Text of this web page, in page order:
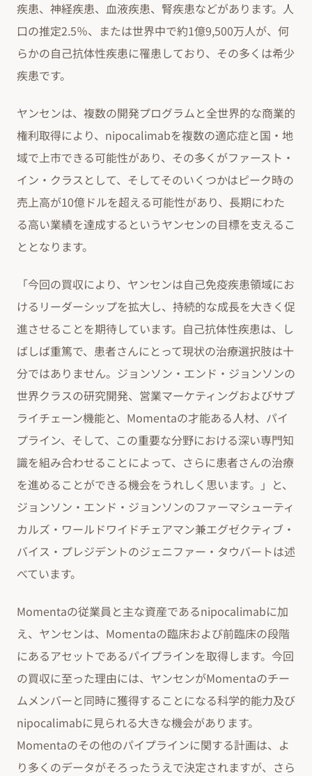
疾患、神経疾患、血液疾患、腎疾患などがあります。人
口の推定2.5％、または世界中で約1億9,500万人が、何
らかの自己抗体性疾患に罹患しており、その多くは希少
疾患です。
ヤンセンは、複数の開発プログラムと全世界的な商業的
権利取得により、nipocalimabを複数の適応症と国・地
域で上市できる可能性があり、その多くがファースト・
イン・クラスとして、そしてそのいくつかはピーク時の
売上高が10億ドルを超える可能性があり、長期にわた
る高い業績を達成するというヤンセンの目標を支えるこ
ととなります。
「今回の買収により、ヤンセンは自己免疫疾患領域にお
けるリーダーシップを拡大し、持続的な成長を大きく促
進させることを期待しています。自己抗体性疾患は、し
ばしば重篤で、患者さんにとって現状の治療選択肢は十
分ではありません。ジョンソン・エンド・ジョンソンの
世界クラスの研究開発、営業マーケティングおよびサプ
ライチェーン機能と、Momentaの才能ある人材、パイ
プライン、そして、この重要な分野における深い専門知
識を組み合わせることによって、さらに患者さんの治療
を進めることができる機会をうれしく思います。」と、
ジョンソン・エンド・ジョンソンのファーマシューティ
カルズ・ワールドワイドチェアマン兼エグゼクティブ・
バイス・プレジデントのジェニファー・タウバートは述
べています。
Momentaの従業員と主な資産であるnipocalimabに加
え、ヤンセンは、Momentaの臨床および前臨床の段階
にあるアセットであるパイプラインを取得します。今回
の買収に至った理由には、ヤンセンがMomentaのチー
ムメンバーと同時に獲得することになる科学的能力及び
nipocalimabに見られる大きな機会があります。
Momentaのその他のパイプラインに関する計画は、よ
り多くのデータがそろったうえで決定されますが、さら